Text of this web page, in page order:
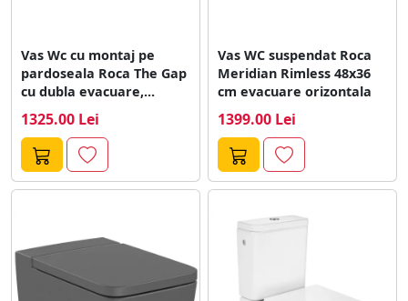
Vas Wc cu montaj pe
pardoseala Roca The Gap
cu dubla evacuare,...
1325.00 Lei
Vas WC suspendat Roca
Meridian Rimless 48x36
cm evacuare orizontala
1399.00 Lei